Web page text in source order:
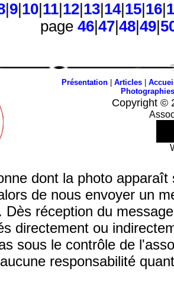
9 10 11 12 13 14| 15 16
page 46 47 48 49
Présentation| Articles|
Photographies
Copyright ©
dont la photo
de nous envoyer un
Dès réception du
directement ou
sous le contrôle de
aucune responsabilité